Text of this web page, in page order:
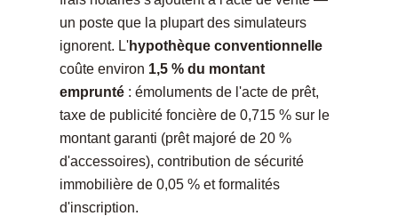
un poste que la plupart des simulateurs
ignorent. L'hypothèque conventionnelle
coûte environ 1,5 % du montant
emprunté : émoluments de l'acte de prêt,
taxe de publicité foncière de 0,715 % sur le
montant garanti (prêt majoré de 20 %
d'accessoires), contribution de sécurité
immobilière de 0,05 % et formalités
d'inscription.